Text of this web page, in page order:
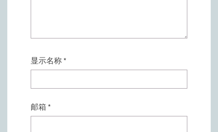
显示名称 *
邮箱 *